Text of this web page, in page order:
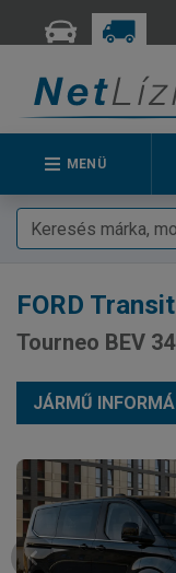
MENÜ
FORD
Tourneo BEV
JÁRMŰ